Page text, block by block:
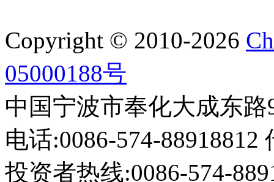
Copyright © 2010-2026
05000188号
中国宁波市奉化大成东路
电话:0086-574-88918812
投资者热线:0086-574-